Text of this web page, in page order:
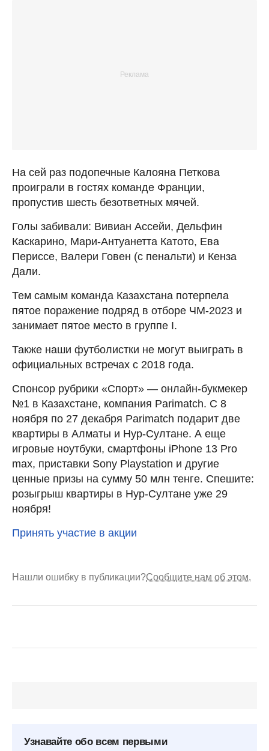
На сей раз подопечные Калояна Петкова
проиграли в гостях команде Франции,
пропустив шесть безответных мячей.
Голы забивали: Вивиан Ассейи, Дельфин
Каскарино, Мари-Антуанетта Катото, Ева
Периссе, Валери Говен (с пенальти) и Кенза
Дали.
Тем самым команда Казахстана потерпела
пятое поражение подряд в отборе ЧМ-2023 и
занимает пятое место в группе I.
Также наши футболистки не могут выиграть в
официальных встречах с 2018 года.
Спонсор рубрики «Спорт» — онлайн-букмекер
№1 в Казахстане, компания Parimatch. C 8
ноября по 27 декабря Parimatch подарит две
квартиры в Алматы и Нур-Султане. А еще
игровые ноутбуки, смартфоны iPhone 13 Pro
max, приставки Sony Playstation и другие
ценные призы на сумму 50 млн тенге. Спешите:
розыгрыш квартиры в Нур-Султане уже 29
ноября!
Принять участие в акции
Нашли ошибку в публикации?Сообщите нам об этом.
Узнавайте обо всем первыми